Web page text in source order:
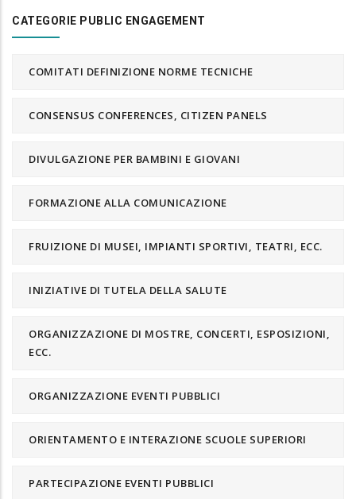
CATEGORIE PUBLIC ENGAGEMENT
COMITATI DEFINIZIONE NORME TECNICHE
CONSENSUS CONFERENCES, CITIZEN PANELS
DIVULGAZIONE PER BAMBINI E GIOVANI
FORMAZIONE ALLA COMUNICAZIONE
FRUIZIONE DI MUSEI, IMPIANTI SPORTIVI, TEATRI, ECC.
INIZIATIVE DI TUTELA DELLA SALUTE
ORGANIZZAZIONE DI MOSTRE, CONCERTI, ESPOSIZIONI,
ECC.
ORGANIZZAZIONE EVENTI PUBBLICI
ORIENTAMENTO E INTERAZIONE SCUOLE SUPERIORI
PARTECIPAZIONE EVENTI PUBBLICI